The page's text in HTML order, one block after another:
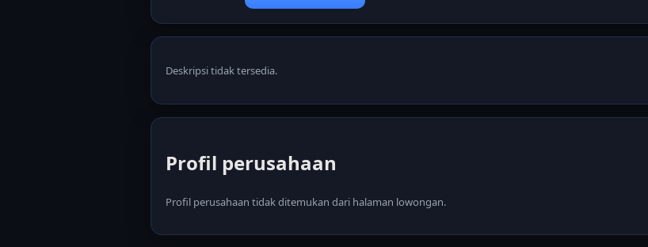
Deskripsi tidak tersedia.
Profil perusahaan
Profil perusahaan tidak ditemukan dari halaman lowongan.